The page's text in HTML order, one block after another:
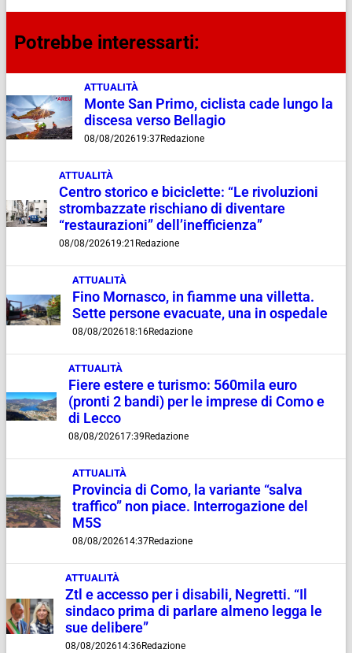
Potrebbe interessarti:
ATTUALITÀ
Monte San Primo, ciclista cade lungo la
discesa verso Bellagio
08/08/202619:37Redazione
ATTUALITÀ
Centro storico e biciclette: “Le rivoluzioni
strombazzate rischiano di diventare
“restaurazioni” dell’inefficienza”
08/08/202619:21 Redazione
ATTUALITÀ
Fino Mornasco, in fiamme una villetta.
Sette persone evacuate, una in ospedale
08/08/202618:16Redazione
ATTUALITÀ
Fiere estere e turismo: 560mila euro
(pronti 2 bandi) per le imprese di Como e
di Lecco
08/08/202617:39 Redazione
ATTUALITÀ
Provincia di Como, la variante “salva
traffico” non piace. Interrogazione del
M5S
08/08/202614:37Redazione
ATTUALITÀ
Ztl e accesso per i disabili, Negretti. “Il
sindaco prima di parlare almeno legga le
sue delibere”
08/08/202614:36Redazione